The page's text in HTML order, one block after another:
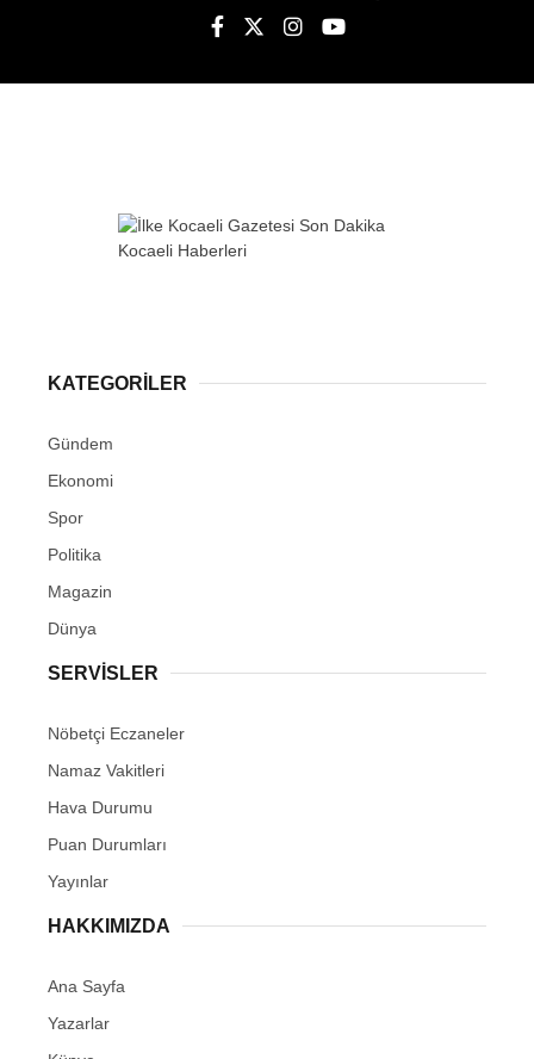
KATEGORİLER
Gündem
Ekonomi
Spor
Politika
Magazin
Dünya
SERVİSLER
Nöbetçi Eczaneler
Namaz Vakitleri
Hava Durumu
Puan Durumları
Yayınlar
HAKKIMIZDA
Ana Sayfa
Yazarlar